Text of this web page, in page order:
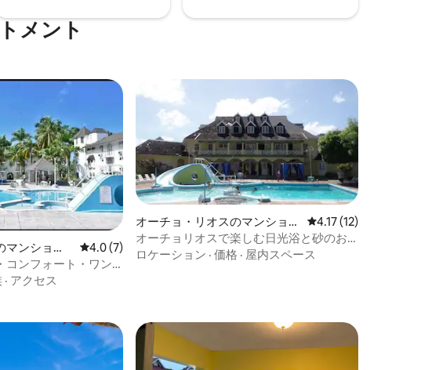
メント
マンショ
レビュー7件、5つ星中4.0つ星の平均評価
4.0 (7)
コンフォート・ワン
· アクセス
オーチョ・リオスのマンショ
ン・アパート
レビュー12件、5つ
4.17 (12)
オーチョリオスで楽しむ日光浴と砂のお
城作り！
ロケーション · 価格 · 屋内スペース